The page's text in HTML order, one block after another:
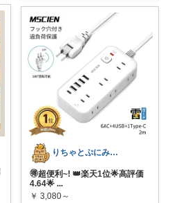
​りちゃとぷにみつ💎
🉐超便利~! 👑楽天1位🌟高評価
4.64🌟 ...
￥ 3,080～